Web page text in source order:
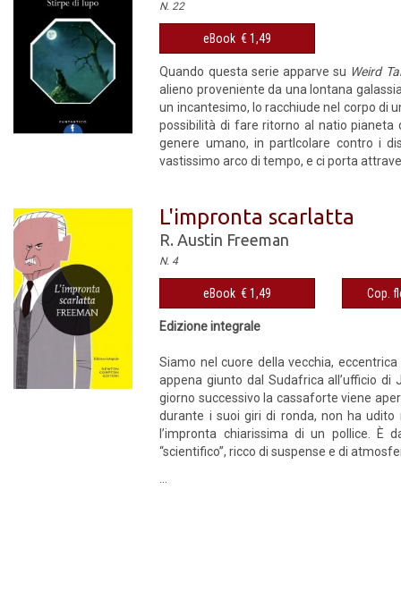
N. 22
eBook € 1,49
Quando questa serie apparve su Weird
alieno proveniente da una lontana
un incantesimo, lo racchiude nel corpo di
possibilità di fare ritorno al natio
genere umano, in partlcolare contro i
vastissimo arco di tempo, e ci porta
L'impronta scarlatta
R. Austin Freeman
N. 4
eBook € 1,49 Cop.
Edizione integrale
Siamo nel cuore della vecchia,
appena giunto dal Sudafrica all’ufficio
giorno successivo la cassaforte viene
durante i suoi giri di ronda, non ha
l’impronta chiarissima di un pollice. È
“scientifico”, ricco di suspense e di